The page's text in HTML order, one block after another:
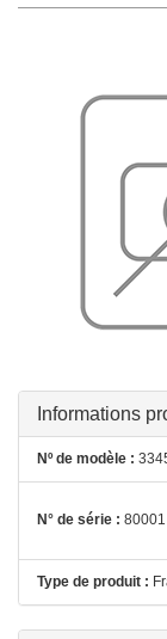
Informations
Nº de modèle :
N° de série :
Type de produit :